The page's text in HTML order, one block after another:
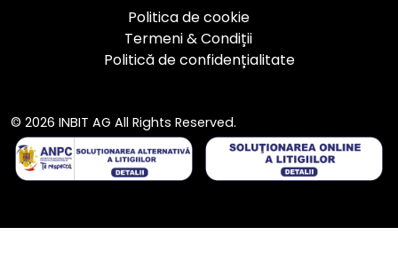
Politica de cookie
Termeni & Condiții
Politică de confidențialitate
© 2026 INBIT AG All Rights Reserved.